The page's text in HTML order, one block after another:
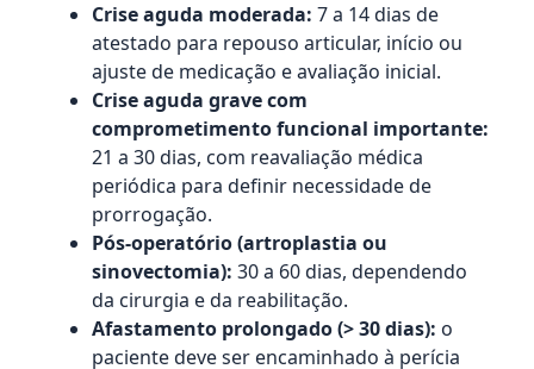
Crise aguda moderada: 7 a 14 dias de
atestado para repouso articular, início ou
ajuste de medicação e avaliação inicial.
Crise aguda grave com
comprometimento funcional importante:
21 a 30 dias, com reavaliação médica
periódica para definir necessidade de
prorrogação.
Pós-operatório (artroplastia ou
sinovectomia): 30 a 60 dias, dependendo
da cirurgia e da reabilitação.
Afastamento prolongado (> 30 dias): o
paciente deve ser encaminhado à perícia